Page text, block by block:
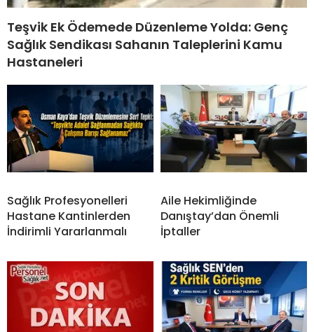
Teşvik Ek Ödemede Düzenleme Yolda: Genç
Sağlık Sendikası Sahanın Taleplerini Kamu
Hastaneleri
Sağlık Profesyonelleri
Hastane Kantinlerden
İndirimli Yararlanmalı
Aile Hekimliğinde
Danıştay’dan Önemli
İptaller